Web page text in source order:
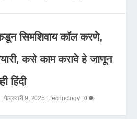
सिमशिवाय कॉल करणे,
कसे काम करावे हे जाणून
हिंदी
|फेब्रुवारी 9, 2025 |Technology |0